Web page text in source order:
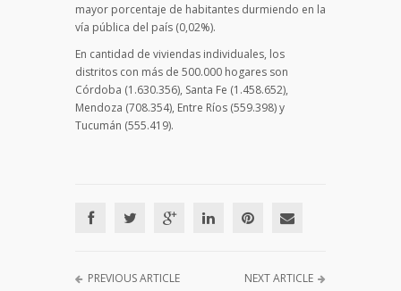
mayor porcentaje de habitantes durmiendo en la
vía pública del país (0,02%).
En cantidad de viviendas individuales, los
distritos con más de 500.000 hogares son
Córdoba (1.630.356), Santa Fe (1.458.652),
Mendoza (708.354), Entre Ríos (559.398) y
Tucumán (555.419).
PREVIOUS ARTICLE NEXT ARTICLE